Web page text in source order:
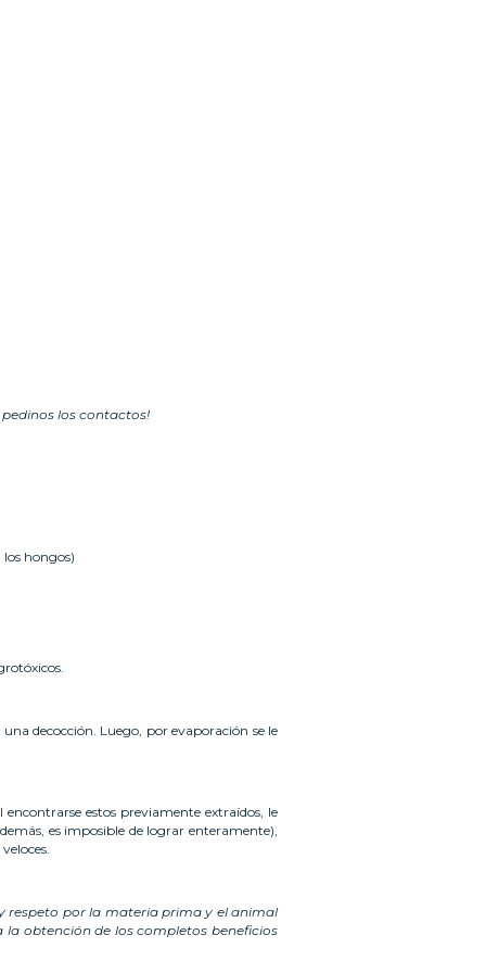
los contactos!
hongos)
decocción. Luego, por evaporación se le
estos previamente extraídos, le
es imposible de lograr enteramente),
respeto por la materia prima y el animal
obtención de los completos beneficios